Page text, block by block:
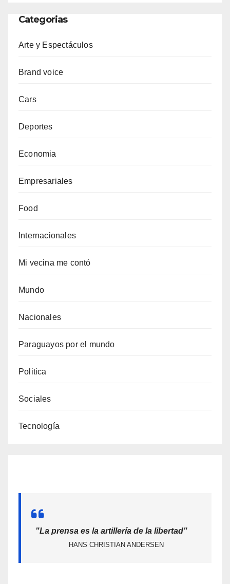
Categorias
Arte y Espectáculos
Brand voice
Cars
Deportes
Economia
Empresariales
Food
Internacionales
Mi vecina me contó
Mundo
Nacionales
Paraguayos por el mundo
Politica
Sociales
Tecnología
"La prensa es la artillería de la libertad"
HANS CHRISTIAN ANDERSEN